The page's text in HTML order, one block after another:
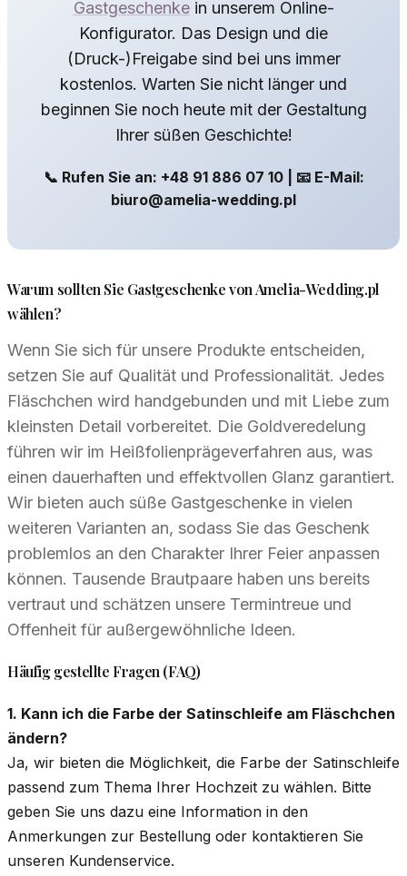
Gastgeschenkein unserem Online-
Konfigurator. Das Design und die
(Druck-)Freigabe sind bei uns immer
kostenlos. Warten Sie nicht länger und
beginnen Sie noch heute mit der Gestaltung
Ihrer süßen Geschichte!
📞 Rufen Sie an: +48 91 886 07 10 | 📧 E-Mail:
biuro@amelia-wedding.pl
Warum sollten Sie Gastgeschenke von Amelia-Wedding.pl
wählen?
Wenn Sie sich für unsere Produkte entscheiden,
setzen Sie auf Qualität und Professionalität. Jedes
Fläschchen wird handgebunden und mit Liebe zum
kleinsten Detail vorbereitet. Die Goldveredelung
führen wir im Heißfolienprägeverfahren aus, was
einen dauerhaften und effektvollen Glanz garantiert.
Wir bieten auch süße Gastgeschenke in vielen
weiteren Varianten an, sodass Sie das Geschenk
problemlos an den Charakter Ihrer Feier anpassen
können. Tausende Brautpaare haben uns bereits
vertraut und schätzen unsere Termintreue und
Offenheit für außergewöhnliche Ideen.
Häufig gestellte Fragen (FAQ)
1. Kann ich die Farbe der Satinschleife am Fläschchen
ändern?
Ja, wir bieten die Möglichkeit, die Farbe der Satinschleife
passend zum Thema Ihrer Hochzeit zu wählen. Bitte
geben Sie uns dazu eine Information in den
Anmerkungen zur Bestellung oder kontaktieren Sie
unseren Kundenservice.